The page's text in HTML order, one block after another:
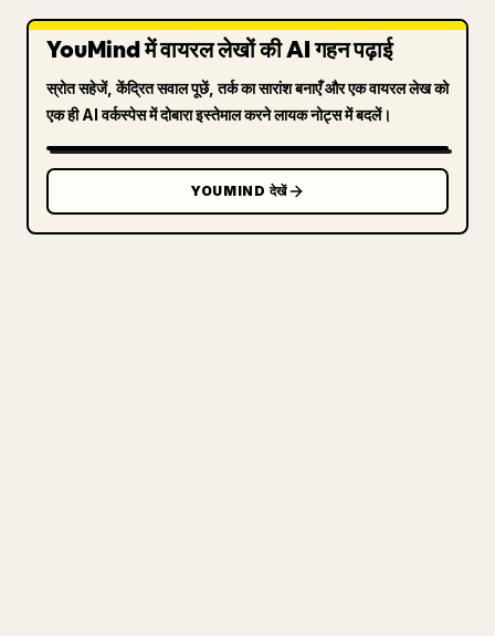
YouMind में वायरल लेखों की AI गहन पढ़ाई
स्रोत सहेजें, केंद्रित सवाल पूछें, तर्क का सारांश बनाएँ और एक वायरल लेख को
एक ही AI वर्कस्पेस में दोबारा इस्तेमाल करने लायक नोट्स में बदलें।
YOUMIND देखें